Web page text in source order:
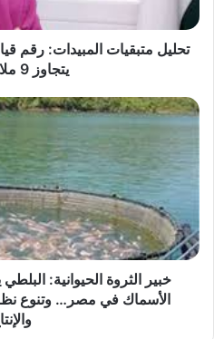
الزراعية
يتجاوز
تحليل متبقيات المبيدات: رقم
يتجاوز 9 ملايين طن
خبير
الثروة
الحيوانية:
البلطي
يهيمن
80%
من
إنتاج
الأسماك
الأسماك في مصر… وتنوع